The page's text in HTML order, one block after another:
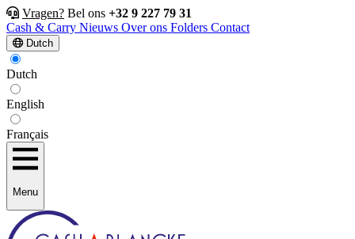
Vragen? Bel ons +32 9 227 79 31
Cash & Carry Nieuws Over ons Folders Contact
Dutch
Dutch
English
Français
Menu